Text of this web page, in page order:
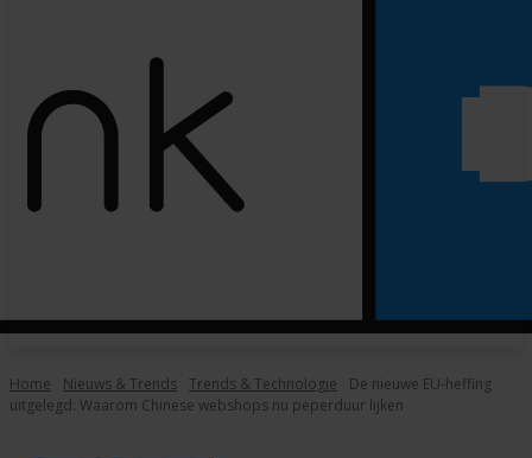
Home Nieuws & Trends Trends & Technologie
De nieuwe EU-heffing
uitgelegd: Waarom Chinese webshops nu peperduur lijken